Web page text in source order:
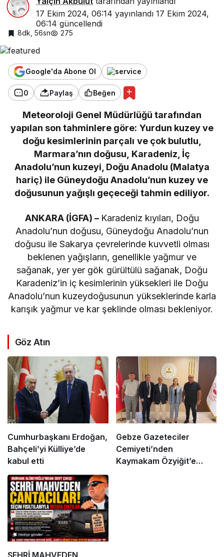
17 Ekim 2024, 06:14 yayınlandı 17 Ekim 2024,
06:14 güncellendi
8dk, 56sn 275
Google'da Abone Ol
0 Paylaş Beğen
Meteoroloji Genel Müdürlüğü tarafından
yapılan son tahminlere göre: Yurdun kuzey ve
doğu kesimlerinin parçalı ve çok bulutlu,
Marmara’nın doğusu, Karadeniz, İç
Anadolu’nun kuzeyi, Doğu Anadolu (Malatya
hariç) ile Güneydoğu Anadolu’nun kuzey ve
doğusunun yağışlı geçeceği tahmin ediliyor.
ANKARA (İGFA) – Karadeniz kıyıları, Doğu
Anadolu’nun doğusu, Güneydoğu Anadolu’nun
doğusu ile Sakarya çevrelerinde kuvvetli olması
beklenen yağışların, genellikle yağmur ve
sağanak, yer yer gök gürültülü sağanak, Doğu
Karadeniz’in iç kesimlerinin yüksekleri ile Doğu
Anadolu’nun kuzeydoğusunun yükseklerinde karla
karışık yağmur ve kar şeklinde olması bekleniyor.
Göz Atın
Cumhurbaşkanı Erdoğan,
Bahçeli’yi Külliye’de
kabul etti
Gebze Gazeteciler
Cemiyeti’nden
Kaymakam Özyiğit’e